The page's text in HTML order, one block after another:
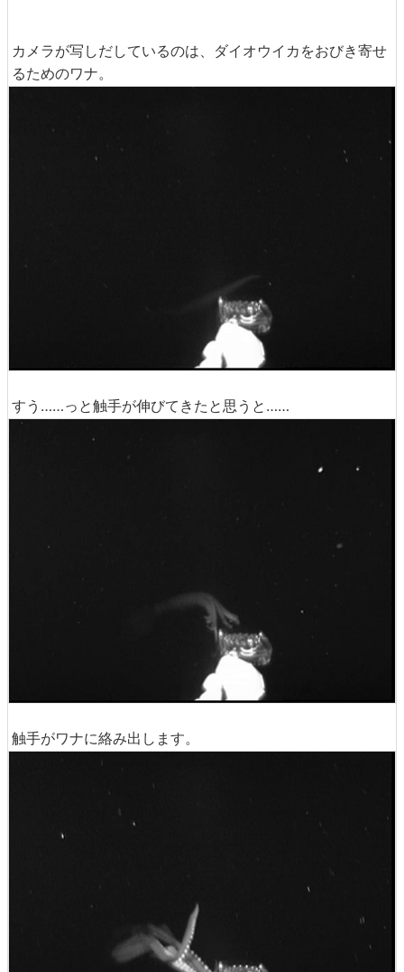
カメラが写しだしているのは、ダイオウイカをおびき寄せ
るためのワナ。
すう……っと触手が伸びてきたと思うと……
触手がワナに絡み出します。